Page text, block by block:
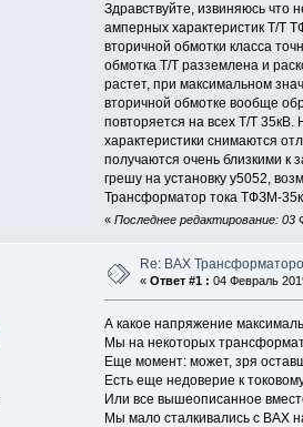
Здравствуйте, извиняюсь что
амперных характеристик Т/Т
вторичной обмотки класса
обмотка Т/Т разземлена и
растет, при максимальном
вторичной обмотке вообще
повторяется на всех Т/Т
характеристики снимаются
получаются очень близкими к
грешу на установку у5052,
Трансформатор тока ТФЗМ-
« Последнее редактирование: 03
Re: ВАХ
« Ответ #1 : 04 Февраль
А какое напряжение
Мы на некоторых
Еще момент: может, зря
Есть еще недоверие к
Или все вышеописанное
Мы мало сталкивались с ВАХ